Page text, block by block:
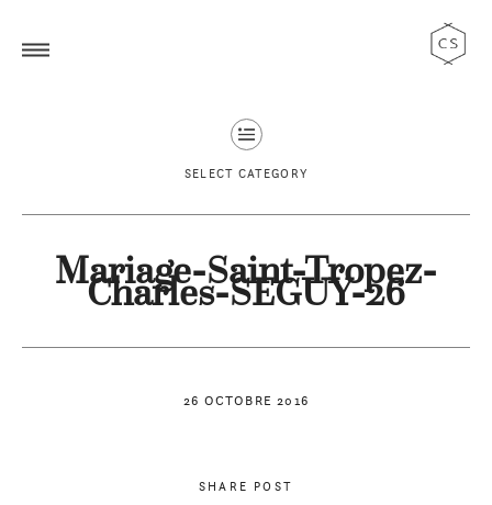
SELECT CATEGORY
26 OCTOBRE 2016
Mariage-Saint-Tropez-
Charles-SEGUY-26
SHARE POST